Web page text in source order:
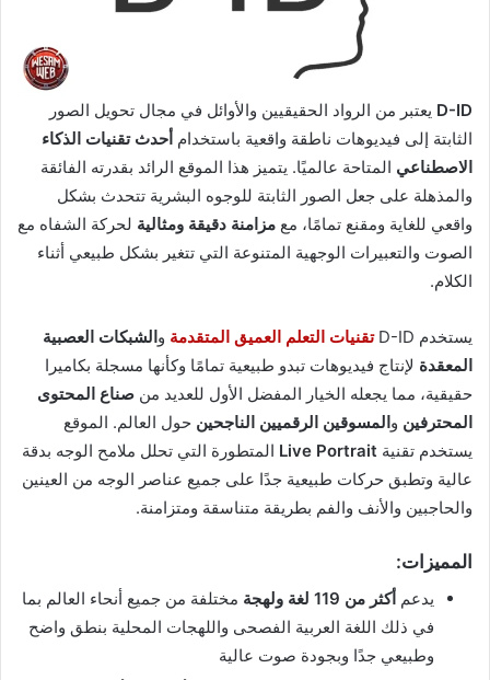
D-ID يعتبر من الرواد الحقيقيين والأوائل في مجال تحويل الصور
الثابتة إلى فيديوهات ناطقة واقعية باستخدام أحدث تقنيات الذكاء
الاصطناعي المتاحة عالميًا. يتميز هذا الموقع الرائد بقدرته الفائقة
والمذهلة على جعل الصور الثابتة للوجوه البشرية تتحدث بشكل
واقعي للغاية ومقنع تمامًا، مع مزامنة دقيقة ومثالية لحركة الشفاه مع
الصوت والتعبيرات الوجهية المتنوعة التي تتغير بشكل طبيعي أثناء
الكلام.
يستخدم D-ID تقنيات التعلم العميق المتقدمة و الشبكات العصبية
المعقدة لإنتاج فيديوهات تبدو طبيعية تمامًا وكأنها مسجلة بكاميرا
حقيقية، مما يجعله الخيار المفضل الأول للعديد من صناع المحتوى
المحترفين و المسوقين الرقميين الناجحين حول العالم. الموقع
يستخدم تقنية Live Portrait المتطورة التي تحلل ملامح الوجه بدقة
عالية وتطبق حركات طبيعية جدًا على جميع عناصر الوجه من العينين
والحاجبين والأنف والفم بطريقة متناسقة ومتزامنة.
المميزات:
يدعم أكثر من 119 لغة ولهجة
مختلفة من جميع أنحاء العالم بما
في ذلك اللغة العربية الفصحى واللهجات المحلية بنطق واضح
وطبيعي جدًا وبجودة صوت عالية